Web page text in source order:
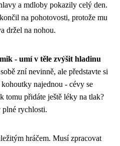
a mdloby pokazily celý den.
na pohotovosti, protože mu
držel na nohou.
- umí v těle zvýšit hladinu
zní nevinně, ale představte si
najednou - cévy se
tomu přidáte ještě léky na tlak?
plné rychlosti.
hráčem. Musí zpracovat